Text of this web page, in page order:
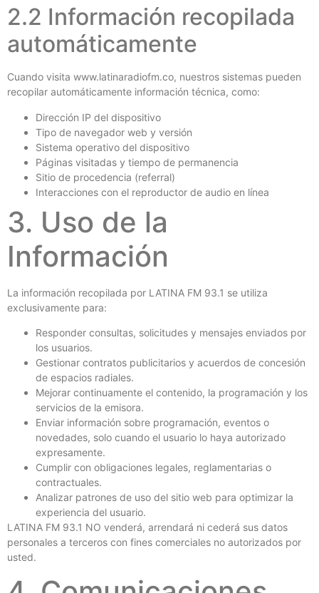
2.2 Información recopilada
automáticamente
Cuando visita www.latinaradiofm.co, nuestros sistemas pueden
recopilar automáticamente información técnica, como:
Dirección IP del dispositivo
Tipo de navegador web y versión
Sistema operativo del dispositivo
Páginas visitadas y tiempo de permanencia
Sitio de procedencia (referral)
Interacciones con el reproductor de audio en línea
3. Uso de la
Información
La información recopilada por LATINA FM 93.1 se utiliza
exclusivamente para:
Responder consultas, solicitudes y mensajes enviados por
los usuarios.
Gestionar contratos publicitarios y acuerdos de concesión
de espacios radiales.
Mejorar continuamente el contenido, la programación y los
servicios de la emisora.
Enviar información sobre programación, eventos o
novedades, solo cuando el usuario lo haya autorizado
expresamente.
Cumplir con obligaciones legales, reglamentarias o
contractuales.
Analizar patrones de uso del sitio web para optimizar la
experiencia del usuario.
LATINA FM 93.1 NO venderá, arrendará ni cederá sus datos
personales a terceros con fines comerciales no autorizados por
usted.